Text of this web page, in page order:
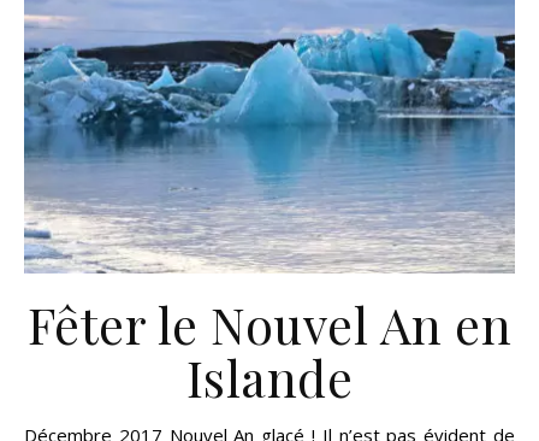
Fêter le Nouvel An en
Islande
Décembre 2017 Nouvel An glacé ! Il n’est pas évident de